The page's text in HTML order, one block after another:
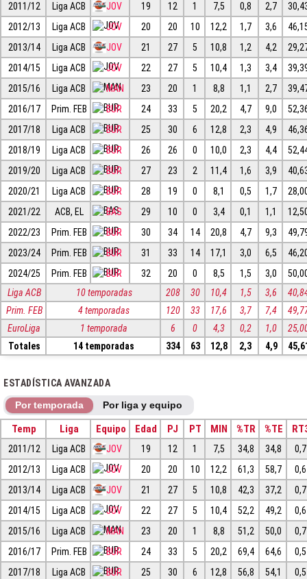
2011/12 Liga ACB JOV 19 12 1 7,5 0,8 2,7
2012/13
Liga ACB JOV 20 20 10 12,2 1,7 3,6
2013/14
Liga ACB JOV 21 27 5 10,8 1,2 4,2
2014/15
Liga ACB JOV 22 27 5 10,4 1,3 3,4
2015/16
Liga ACB MAN 23 20 1 8,8 1,1 2,7
2016/17
Prim. FEB BUR 24 33 5 20,2 4,7 9,0
2017/18
Liga ACB BUR 25 30 6 12,8 2,3 4,9
2018/19
Liga ACB BUR 26 26 0 10,0 2,3 4,4
2019/20
Liga ACB BUR 27 23 2 11,4 1,6 3,9
2020/21
Liga ACB BUR 28 19 0 8,1 0,5 1,7
2021/22
ACB, EL BAS 29 10 0 3,4 0,1 1,1
2022/23
Prim. FEB BUR 30 34 14 20,8 4,7 9,3
2023/24
Prim. FEB BUR 31 33 14 17,1 3,0 6,5
2024/25
Prim. FEB BUR 32 20 0 8,5 1,5 3,0
Liga ACB
10 temporadas 208 30 10,4 1,5 3,6
Prim. FEB
4 temporadas 120 33 17,6 3,7 7,4
EuroLiga
1 temporada 6 0 4,3 0,2 1,0
Totales
14 temporadas 334 63 12,8 2,3 4,9
ESTADÍSTICA AVANZADA
Por temporada Por liga y equipo
Temp Liga Equipo Edad PJ PT MIN %TR %TE
2011/12 Liga ACB JOV 19 12 1 7,5 34,8 34,8
0,7
2012/13
Liga ACB JOV 20 20 10 12,2 61,3 58,7
0,6
2013/14
Liga ACB JOV 21 27 5 10,8 42,3 37,2
0,7
2014/15
Liga ACB JOV 22 27 5 10,4 52,2 49,2
0,6
2015/16
Liga ACB MAN 23 20 1 8,8 51,2 50,0
0,7
2016/17
Prim. FEB BUR 24 33 5 20,2 69,4 64,6
0,5
2017/18
Liga ACB BUR 25 30 6 12,8 56,8 54,1
0,5